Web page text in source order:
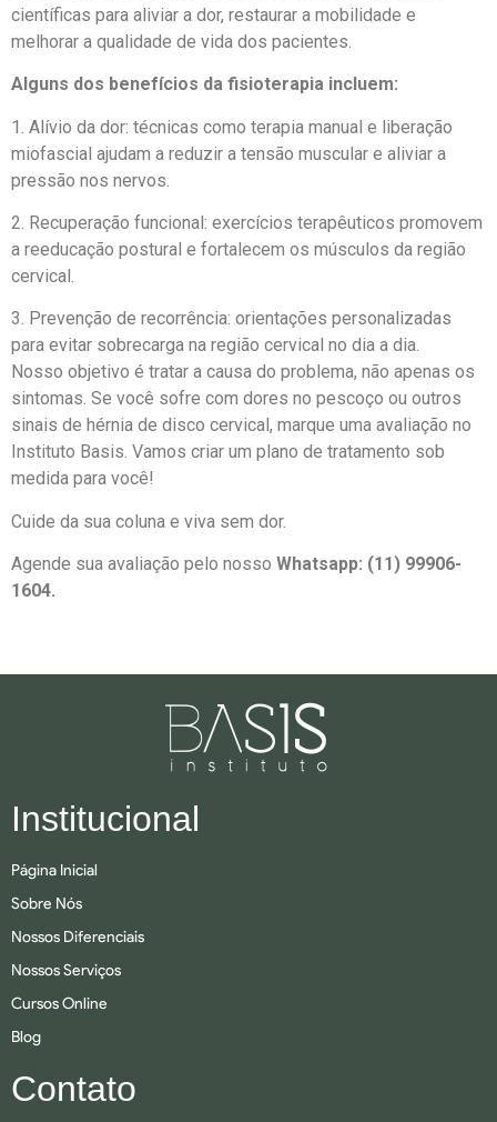
científicas para aliviar a dor, restaurar a mobilidade e
melhorar a qualidade de vida dos pacientes.
Alguns dos benefícios da fisioterapia incluem:
1. Alívio da dor: técnicas como terapia manual e liberação
miofascial ajudam a reduzir a tensão muscular e aliviar a
pressão nos nervos.
2. Recuperação funcional: exercícios terapêuticos promovem
a reeducação postural e fortalecem os músculos da região
cervical.
3. Prevenção de recorrência: orientações personalizadas
para evitar sobrecarga na região cervical no dia a dia.
Nosso objetivo é tratar a causa do problema, não apenas os
sintomas. Se você sofre com dores no pescoço ou outros
sinais de hérnia de disco cervical, marque uma avaliação no
Instituto Basis. Vamos criar um plano de tratamento sob
medida para você!
Cuide da sua coluna e viva sem dor.
Agende sua avaliação pelo nosso Whatsapp: (11) 99906-
1604.
Institucional
Página Inicial
Sobre Nós
Nossos Diferenciais
Nossos Serviços
Cursos Online
Blog
Contato